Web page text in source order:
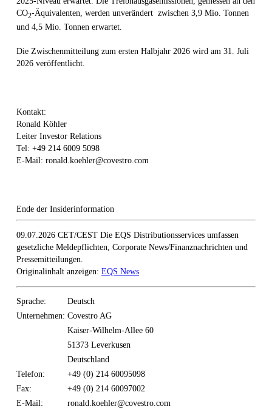
CO2-Äquivalenten, werden unverändert zwischen 3,9 Mio. Tonnen
und 4,5 Mio. Tonnen erwartet.
Die Zwischenmitteilung zum ersten Halbjahr 2026 wird am 31. Juli
2026 veröffentlicht.
Kontakt:
Ronald Köhler
Leiter Investor Relations
Tel: +49 214 6009 5098
E-Mail: ronald.koehler@covestro.com
Ende der Insiderinformation
09.07.2026 CET/CEST Die EQS Distributionsservices umfassen
gesetzliche Meldepflichten, Corporate News/Finanznachrichten und
Pressemitteilungen.
Originalinhalt anzeigen: EQS News
Sprache:
Deutsch
Unternehmen: Covestro AG
Kaiser-Wilhelm-Allee 60
51373 Leverkusen
Deutschland
Telefon:
+49 (0) 214 60095098
Fax:
+49 (0) 214 60097002
E-Mail:
ronald.koehler@covestro.com